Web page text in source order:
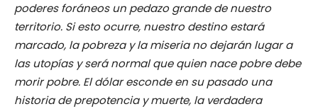
poderes foráneos un pedazo grande de nuestro
territorio. Si esto ocurre, nuestro destino estará
marcado, la pobreza y la miseria no dejarán lugar a
las utopías y será normal que quien nace pobre debe
morir pobre. El dólar esconde en su pasado una
historia de prepotencia y muerte, la verdadera